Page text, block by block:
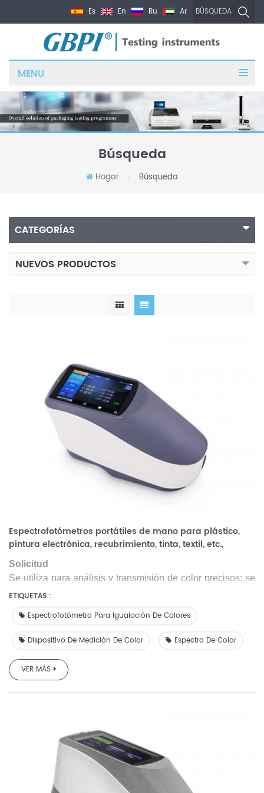
BÚSQUEDA
Es En Ru Ar
MENU
Búsqueda
Hogar Búsqueda
CATEGORÍAS
NUEVOS PRODUCTOS
Espectrofotómetros portátiles de mano para plástico,
pintura electrónica, recubrimiento, tinta, textil, etc.,
colorímetro, medidor de diferencia de color, probador
Solicitud
Se utiliza para análisis y transmisión de color precisos; se
utiliza para la medición precisa del color y el control de
de textiles y prendas de vestir, impresión, cerámica, etc.; se
puede utilizar para medir muestras de fluorescencia.
ETIQUETAS :
Espectrofotómetro Para Igualación De Colores
Dispositivo De Medición De Color Espectro De Color
VER MÁS